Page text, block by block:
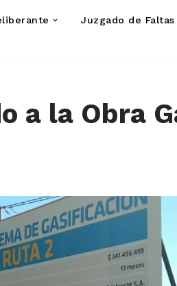
Juzgado de Faltas
a la Obra